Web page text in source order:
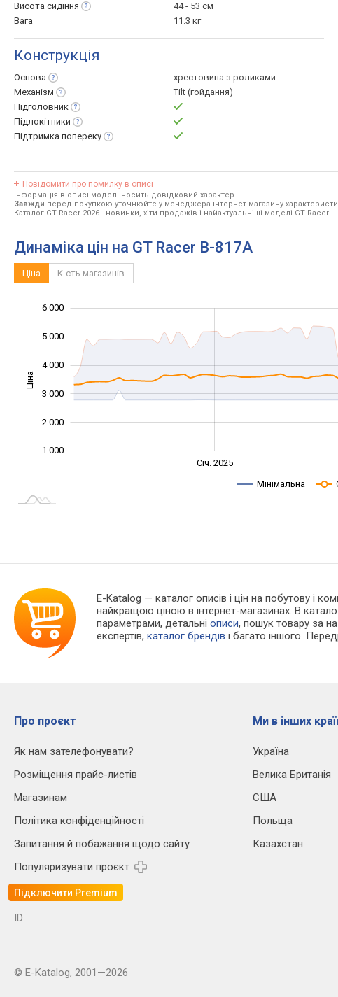
Висота сидіння
44 - 53 см
Вага
11.3 кг
Конструкція
Основа
хрестовина з роликами
Механізм
Tilt (гойдання)
Підголовник
Підлокітники
Підтримка попереку
Повідомити про помилку в описі
Інформація в описі моделі носить довідковий характер.
Завжди перед покупкою уточнюйте у менеджера інтернет-магазину
Каталог GT Racer 2026 - новинки, хіти продажів і найактуальніші моделі GT Racer.
Динаміка цін на GT Racer B-817A
Ціна К-сть магазинів
Ціна
1 000
2 000
3 000
4 000
5 000
6 000
Січ. 2025
Мінімальна
E-Katalog — каталог описів і цін на побутову і
найкращою ціною в інтернет-магазинах. В
параметрами, детальніописи, пошук товару за
експертів,каталог брендів і багато іншого.
Про проєкт
Як нам зателефонувати?
Розміщення прайс-листів
Магазинам
Політика конфіденційності
Запитання й побажання щодо сайту
Популяризувати проєкт
Підключити Premium
Ми в інших
Україна
Велика Британія
США
Польща
Казахстан
ID
© E-Katalog, 2001—2026